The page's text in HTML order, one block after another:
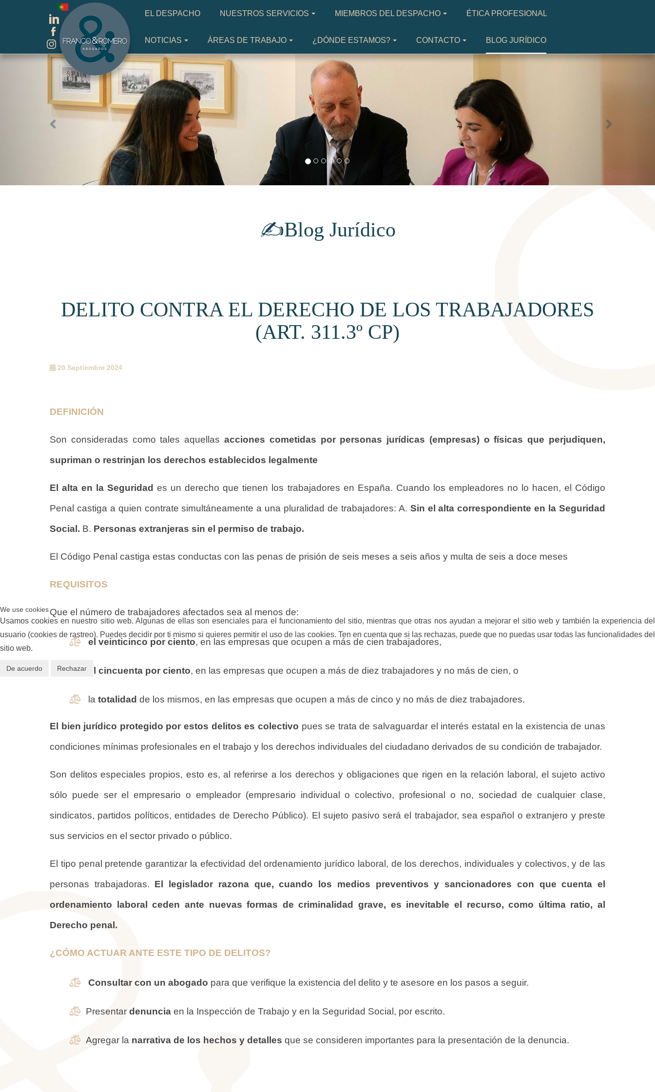
Seleccione su idioma
EL DESPACHO
NUESTROS SERVICIOS MIEMBROS DEL DESPACHO ÉTICA PROFESIONAL
NOTICIAS ÁREAS DE TRABAJO ¿DÓNDE ESTAMOS? CONTACTO BLOG JURÍDICO
✍️Blog Jurídico
DELITO CONTRA EL DERECHO DE LOS TRABAJADORES
(ART. 311.3º CP)
20 Septiembre 2024
DEFINICIÓN
Son consideradas como tales aquellas acciones cometidas por personas jurídicas (empresas) o físicas que perjudiquen,
supriman o restrinjan los derechos establecidos legalmente
El alta en la Seguridades un derecho que tienen los trabajadores en España. Cuando los empleadores no lo hacen, el Código
Penal castiga a quien contrate simultáneamente a una pluralidad de trabajadores: A. Sin el alta correspondiente en la Seguridad
Social. B. Personas extranjeras sin el permiso de trabajo.
El Código Penal castiga estas conductas con las penas de prisión de seis meses a seis años y multa de seis a doce meses
REQUISITOS
Que el número de trabajadores afectados sea al menos de:
el veinticinco por ciento, en las empresas que ocupen a más de cien trabajadores,
el cincuenta por ciento, en las empresas que ocupen a más de diez trabajadores y no más de cien, o
la totalidad de los mismos, en las empresas que ocupen a más de cinco y no más de diez trabajadores.
El bien jurídico protegido por estos delitos es colectivo pues se trata de salvaguardar el interés estatal en la existencia de unas
condiciones mínimas profesionales en el trabajo y los derechos individuales del ciudadano derivados de su condición de trabajador.
Son delitos especiales propios, esto es, al referirse a los derechos y obligaciones que rigen en la relación laboral, el sujeto activo
sólo puede ser el empresario o empleador (empresario individual o colectivo, profesional o no, sociedad de cualquier clase,
sindicatos, partidos políticos, entidades de Derecho Público). El sujeto pasivo será el trabajador, sea español o extranjero y preste
sus servicios en el sector privado o público.
El tipo penal pretende garantizar la efectividad del ordenamiento jurídico laboral, de los derechos, individuales y colectivos, y de las
personas trabajadoras. El legislador razona que, cuando los medios preventivos y sancionadores con que cuenta el
ordenamiento laboral ceden ante nuevas formas de criminalidad grave, es inevitable el recurso, como última ratio, al
Derecho penal.
¿CÓMO ACTUAR ANTE ESTE TIPO DE DELITOS?
Consultar con un abogado para que verifique la existencia del delito y te asesore en los pasos a seguir.
Presentar denuncia en la Inspección de Trabajo y en la Seguridad Social, por escrito.
Agregar la narrativa de los hechos y detalles que se consideren importantes para la presentación de la denuncia.
We use cookies
Usamos cookies en nuestro sitio web. Algunas de ellas son esenciales para el funcionamiento del sitio, mientras que otras nos ayudan a mejorar el sitio web y también la experiencia del
usuario (cookies de rastreo). Puedes decidir por ti mismo si quieres permitir el uso de las cookies. Ten en cuenta que si las rechazas, puede que no puedas usar todas las funcionalidades del
sitio web.
De acuerdo Rechazar